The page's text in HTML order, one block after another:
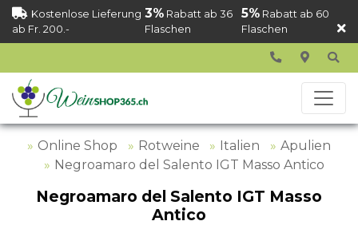
Kostenlose Lieferung
ab Fr. 200.-
3% Rabatt ab 36
Flaschen
5%Rabatt ab 60
Flaschen
Online Shop Rotweine Italien
Apulien
Negroamaro del Salento IGT Masso Antico
Negroamaro del Salento IGT Masso
Antico